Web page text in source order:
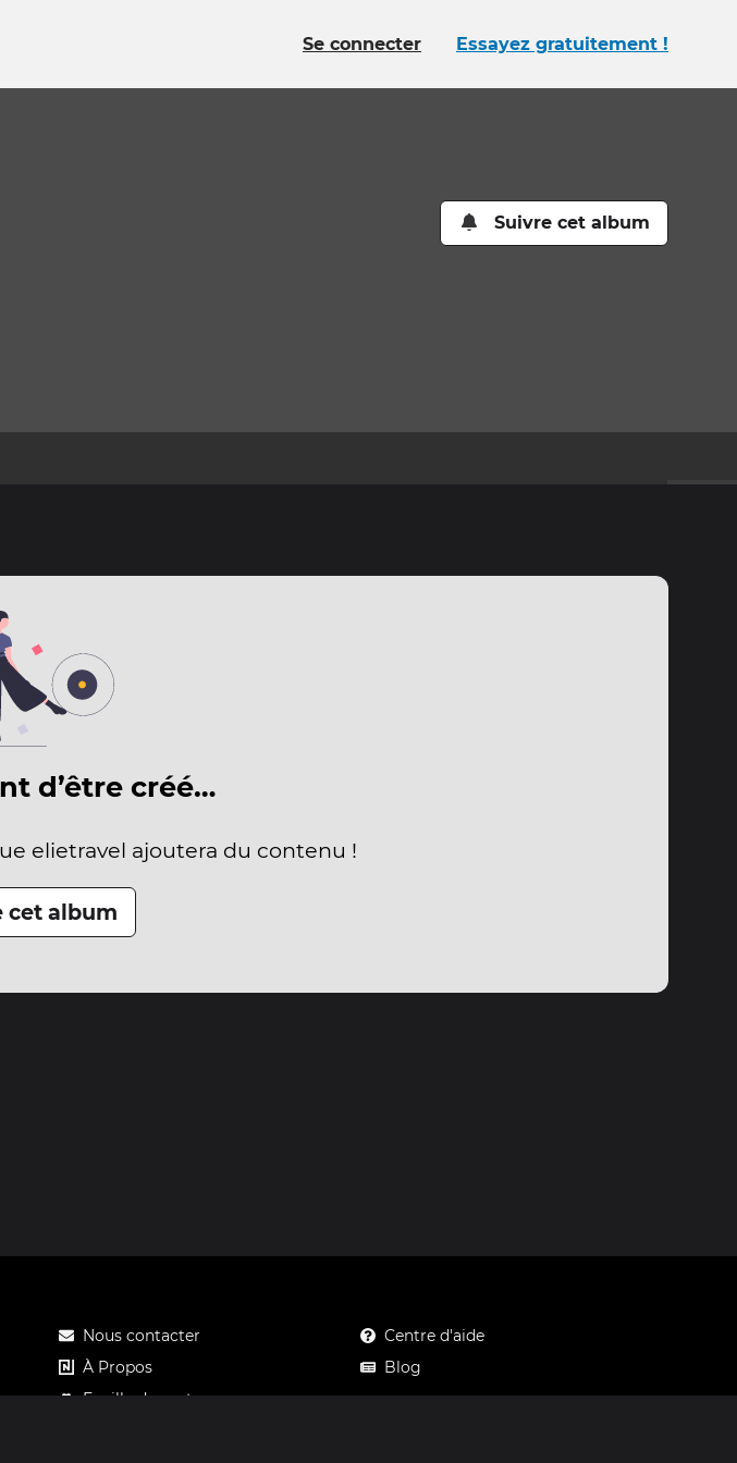
Se connecter Essayez gratuitement !
Suivre cet album
d’être créé…
elietravel ajoutera du contenu !
cet album
Nous contacter
À Propos
Feuille de route
Centre d'aide
Blog